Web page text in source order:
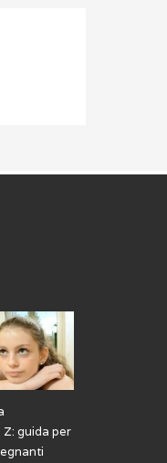
guida per